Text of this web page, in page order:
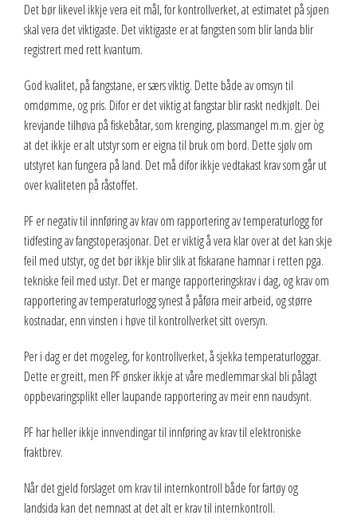
Det bør likevel ikkje vera eit mål, for kontrollverket, at estimatet på sjøen
skal vera det viktigaste. Det viktigaste er at fangsten som blir landa blir
registrert med rett kvantum.
God kvalitet, på fangstane, er særs viktig. Dette både av omsyn til
omdømme, og pris. Difor er det viktig at fangstar blir raskt nedkjølt. Dei
krevjande tilhøva på fiskebåtar, som krenging, plassmangel m.m. gjer òg
at det ikkje er alt utstyr som er eigna til bruk om bord. Dette sjølv om
utstyret kan fungera på land. Det må difor ikkje vedtakast krav som går ut
over kvaliteten på råstoffet.
PF er negativ til innføring av krav om rapportering av temperaturlogg for
tidfesting av fangstoperasjonar. Det er viktig å vera klar over at det kan skje
feil med utstyr, og det bør ikkje blir slik at fiskarane hamnar i retten pga.
tekniske feil med ustyr. Det er mange rapporteringskrav i dag, og krav om
rapportering av temperaturlogg synest å påføra meir arbeid, og større
kostnadar, enn vinsten i høve til kontrollverket sitt oversyn.
Per i dag er det mogeleg, for kontrollverket, å sjekka temperaturloggar.
Dette er greitt, men PF ønsker ikkje at våre medlemmar skal bli pålagt
oppbevaringsplikt eller laupande rapportering av meir enn naudsynt.
PF har heller ikkje innvendingar til innføring av krav til elektroniske
fraktbrev.
Når det gjeld forslaget om krav til internkontroll både for fartøy og
landsida kan det nemnast at det alt er krav til internkontroll.